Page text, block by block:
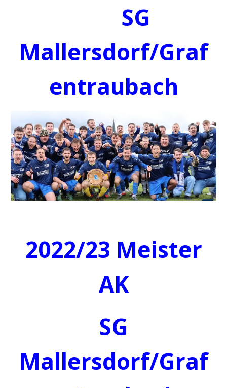
SG
Mallersdorf/Graf
entraubach
2022/23 Meister
AK
SG
Mallersdorf/Graf